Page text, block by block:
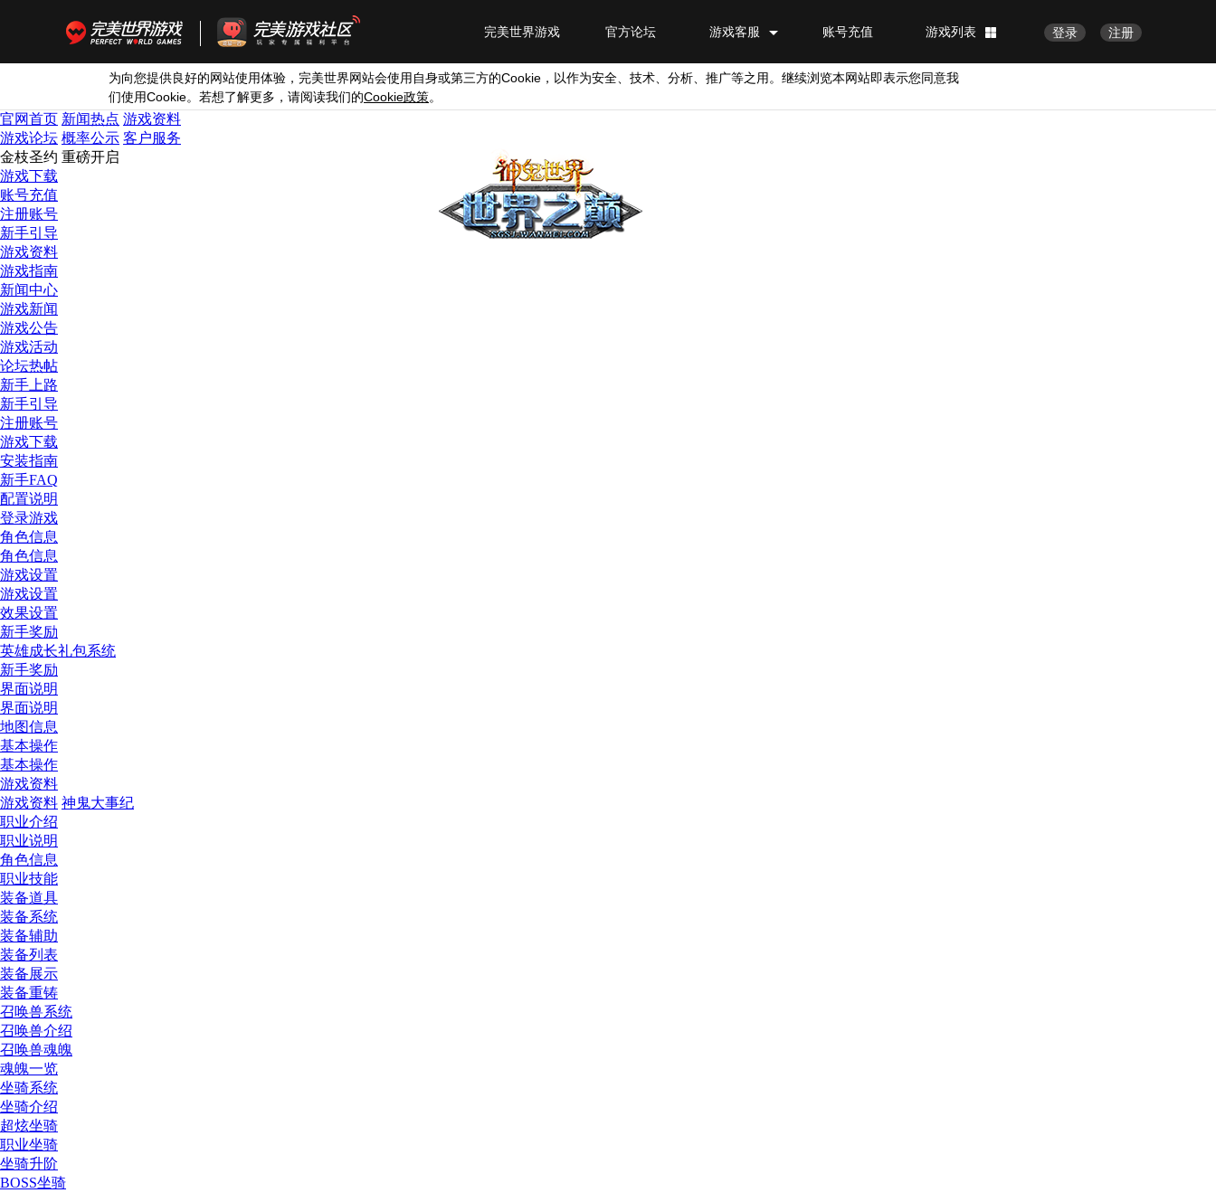
注册
登录
游戏列表
账号充值
游戏客服
官方论坛
完美世界游戏
为向您提供良好的网站使用体验，完美世界网站会使用自身或第三方的Cookie ，以作为安全、技术、分析、推广等之用。继续浏览本网站即表示您同意我
们使用Cookie。若想了解更多，请阅读我们的Cookie政策。
官网首页 新闻热点 游戏资料
游戏论坛 概率公示 客户服务
金枝圣约 重磅开启
游戏下载
账号充值
注册账号
新手引导
游戏资料
游戏指南
新闻中心
游戏新闻
游戏公告
游戏活动
论坛热帖
新手上路
新手引导
注册账号
游戏下载
安装指南
新手FAQ
配置说明
登录游戏
角色信息
角色信息
游戏设置
游戏设置
效果设置
新手奖励
英雄成长礼包系统
新手奖励
界面说明
界面说明
地图信息
基本操作
基本操作
游戏资料
游戏资料 神鬼大事纪
职业介绍
职业说明
角色信息
职业技能
装备道具
装备系统
装备辅助
装备列表
装备展示
装备重铸
召唤兽系统
召唤兽介绍
召唤兽魂魄
魂魄一览
坐骑系统
坐骑介绍
超炫坐骑
职业坐骑
坐骑升阶
BOSS坐骑